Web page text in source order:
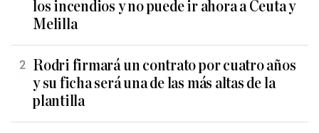
los incendios y no puede ir ahora a Ceuta y
Melilla
Rodri firmará un contrato por cuatro años
y su ficha será una de las más altas de la
plantilla